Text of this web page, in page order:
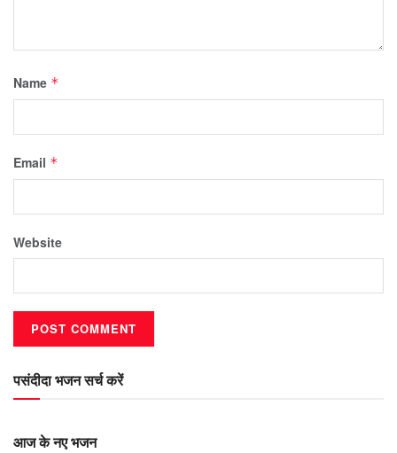
Name *
Email *
Website
पसंदीदा भजन सर्च करें
आज के नए भजन